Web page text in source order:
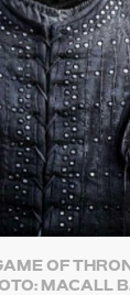
OF
MACALL